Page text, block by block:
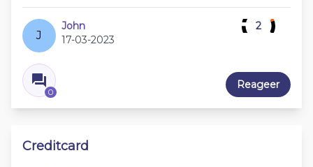
J
John
17-03-2023
0
2
Reageer
Creditcard